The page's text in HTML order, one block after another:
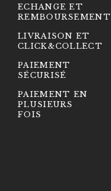
ECHANGE ET
REMBOURSEMENT
LIVRAISON ET
CLICK&COLLECT
PAIEMENT
SÉCURISÉ
PAIEMENT EN
PLUSIEURS
FOIS